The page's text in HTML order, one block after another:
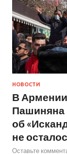
НОВОСТИ
В
Пашиняна
об
не
Оставьте